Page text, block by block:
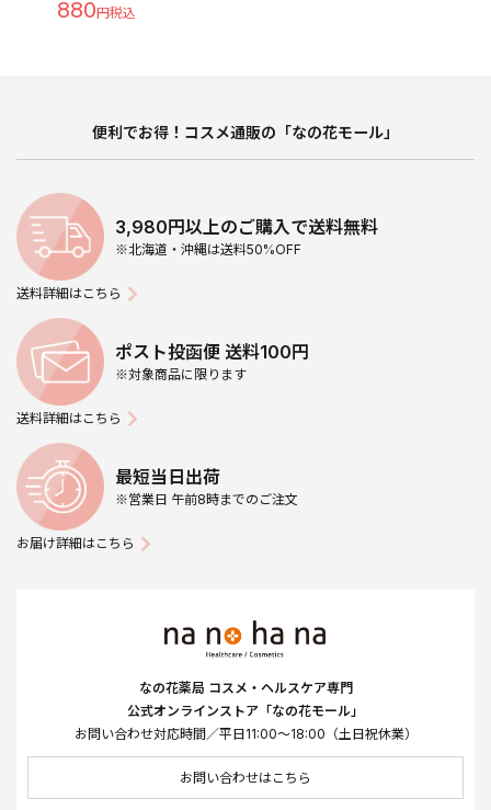
880
便利でお得！コスメ通販の「なの花モール」
3,980円以上のご購入で送料無料
※北海道・沖縄は送料50%OFF
送料詳細はこちら
ポスト投函便 送料100円
※対象商品に限ります
送料詳細はこちら
最短当日出荷
※営業日 午前8時までのご注文
お届け詳細はこちら
なの花薬局 コスメ・ヘルスケア専門
公式オンラインストア「なの花モール」
お問い合わせ対応時間／平日11:00～18:00（土日祝休業）
お問い合わせはこちら